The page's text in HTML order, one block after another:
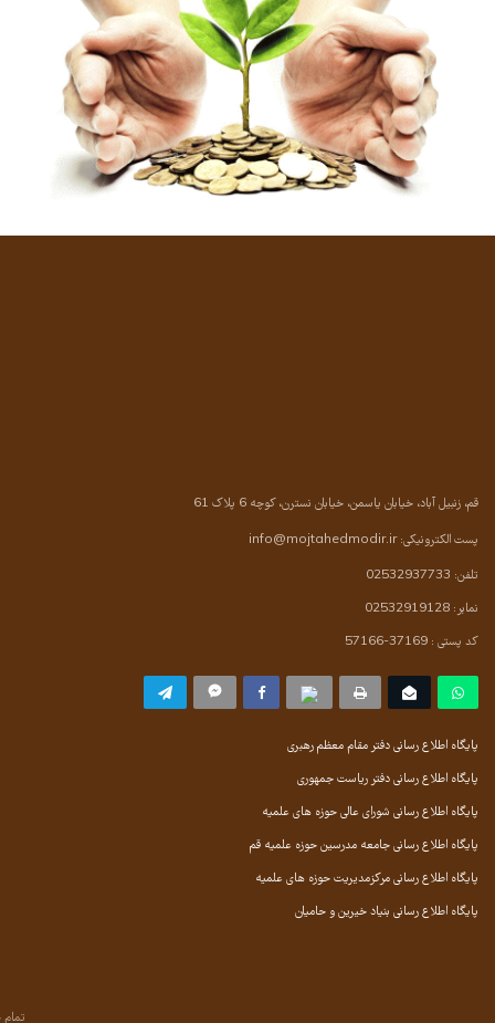
قم، زنبیل آباد، خیابان یاسمن، خیابان نسترن، کوچه 6 پلاک 61
پست الکترونیکی:info@mojtahedmodir.ir
تلفن: 02532937733
نمابر: 02532919128
کد پستی : 37169-57166
پایگاه اطلاع رسانی دفتر مقام معظم رهبری
پایگاه اطلاع رسانی دفتر ریاست جمهوری
پایگاه اطلاع رسانی شورای عالی حوزه های علمیه
پایگاه اطلاع رسانی جامعه مدرسین حوزه علمیه قم
پایگاه اطلاع رسانی مرکزمدیریت حوزه های علمیه
پایگاه اطلاع رسانی بنیاد خیرین و حامیان